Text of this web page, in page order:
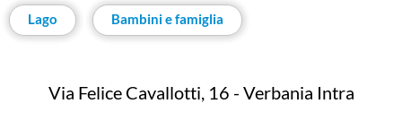
Lago Bambini e famiglia
Via Felice Cavallotti, 16 - Verbania Intra